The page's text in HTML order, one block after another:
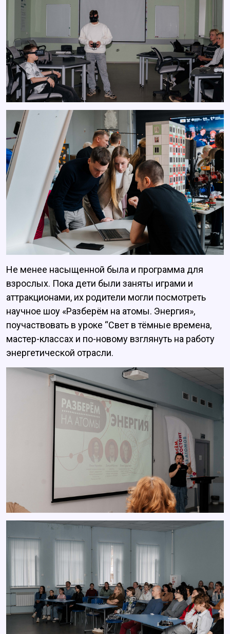
Не менее насыщенной была и программа для
взрослых. Пока дети были заняты играми и
аттракционами, их родители могли посмотреть
научное шоу «Разберём на атомы. Энергия»,
поучаствовать в уроке “Свет в тёмные времена,
мастер-классах и по-новому взглянуть на работу
энергетической отрасли.